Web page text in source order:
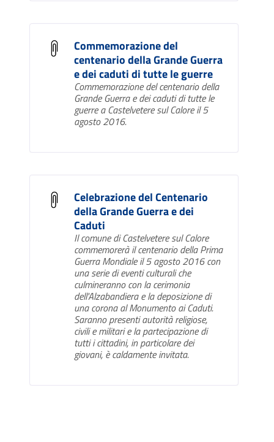
Commemorazione del
centenario della Grande Guerra
e dei caduti di tutte le guerre
Commemorazione del centenario della
Grande Guerra e dei caduti di tutte le
guerre a Castelvetere sul Calore il 5
agosto 2016.
Celebrazione del Centenario
della Grande Guerra e dei
Caduti
Il comune di Castelvetere sul Calore
commemorerà il centenario della Prima
Guerra Mondiale il 5 agosto 2016 con
una serie di eventi culturali che
culmineranno con la cerimonia
dell'Alzabandiera e la deposizione di
una corona al Monumento ai Caduti.
Saranno presenti autorità religiose,
civili e militari e la partecipazione di
tutti i cittadini, in particolare dei
giovani, è caldamente invitata.